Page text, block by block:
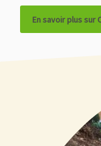
En savoir plus sur